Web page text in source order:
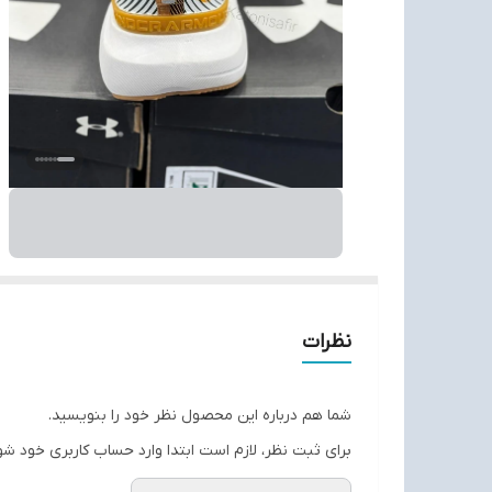
نظرات
شما هم درباره این محصول نظر خود را بنویسید.
برای ثبت نظر، لازم است ابتدا وارد حساب کاربری خود